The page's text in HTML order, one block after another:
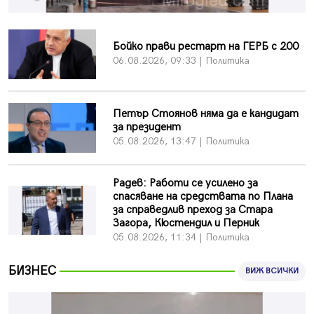
въглищните райони
Звезди от световна сцена в Перник ще пеят на
Пернишката крепост
05.08.2026, 14:01
„Топлофикация Перник“ напредва с дигитализацията
на отчетния процес
05.08.2026, 11:48
Радев: Работи се усилено за спасяване на средствата
по Плана за справедлив преход за Стара Загора,
Кюстендил и Перник
05.08.2026, 11:34
Вече няма чакащи с години за присъединяване към
мрежата на „ВиК“ в Перник
След сигнали: Санкции за шумни младежи и
предупреждения заради тормоз над жена в Перник
Бойко прави рестарт на ГЕРБ с 200
06.08.2026, 09:33 | Политика
Петър Стоянов няма да е кандидат
за президент
05.08.2026, 13:47 | Политика
Радев: Работи се усилено за
спасяване на средствата по Плана
за справедлив преход за Стара
Загора, Кюстендил и Перник
05.08.2026, 11:34 | Политика
БИЗНЕС ВИЖ ВСИЧКИ